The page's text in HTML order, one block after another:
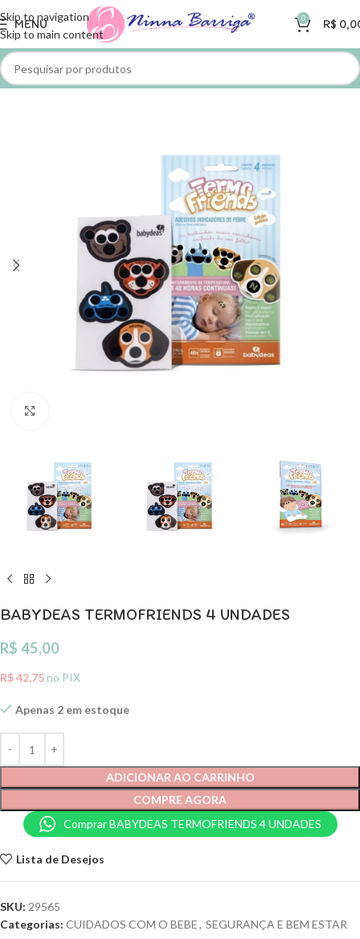
Skip to navigation
Skip to main content
MENU 0 R$
BABYDEAS TERMOFRIENDS 4 UNDADES
R$ 45,00
R$42,75no PIX
Apenas 2 em estoque
ADICIONAR AO CARRINHO
COMPRE AGORA
Comprar BABYDEAS TERMOFRIENDS 4 UNDADES
Lista de Desejos
SKU: 29565
Categorias: CUIDADOS COM O BEBE, SEGURANÇA E BEM ESTAR